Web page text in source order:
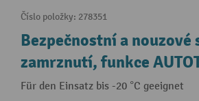
Číslo položky: 278351
Bezpečnostní a
zamrznutí, funkce
Für den Einsatz bis -20 °C geeignet